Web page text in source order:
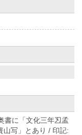
書に「文化三年丒孟
山写」とあり / 印記: